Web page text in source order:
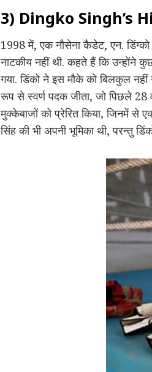
3) Dingko Singh’s
1998 में, एक नौसेना कैडेट, एन. डिंग्को
नाटकीय नहीं थी. कहते हैं कि उन्होंने
गया. डिंको ने इस मौके को बिलकुल
रूप से स्वर्ण पदक जीता, जो पिछले 28
मुक्केबाजों को प्रेरित किया, जिनमें से
सिंह की भी अपनी भूमिका थी, परन्तु